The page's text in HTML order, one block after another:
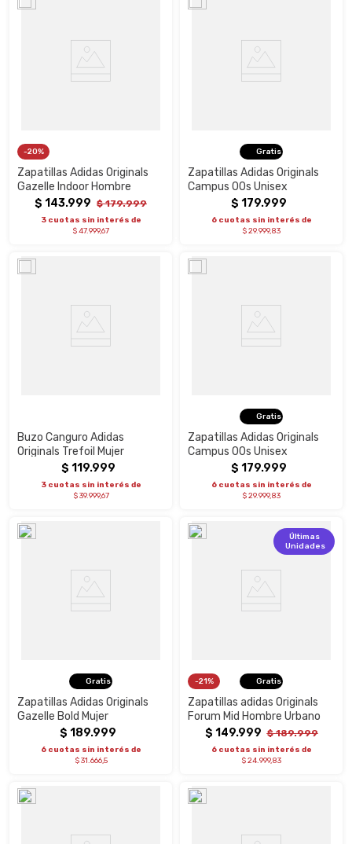
20%
Zapatillas Adidas Originals
Gazelle Indoor Hombre
$ 143.999 $ 179.999
3 cuotas sin interés de
$ 47.999,67
Gratis
Zapatillas Adidas Originals
Campus 00s Unisex
$ 179.999
6 cuotas sin interés de
$ 29.999,83
Buzo Canguro Adidas
Originals Trefoil Mujer
$ 119.999
3 cuotas sin interés de
$ 39.999,67
Gratis
Zapatillas Adidas Originals
Campus 00s Unisex
$ 179.999
6 cuotas sin interés de
$ 29.999,83
Gratis
Zapatillas Adidas Originals
Gazelle Bold Mujer
$ 189.999
6 cuotas sin interés de
$ 31.666,5
Últimas
Unidades
21% Gratis
Zapatillas adidas Originals
Forum Mid Hombre Urbano
$ 149.999 $ 189.999
6 cuotas sin interés de
$ 24.999,83